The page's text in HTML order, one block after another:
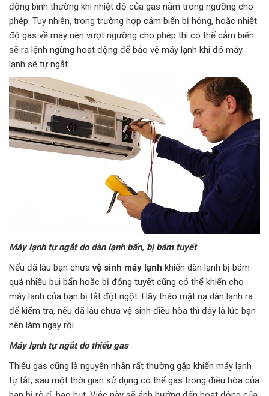
động bình thường khi nhiệt độ của gas nằm trong ngưỡng cho
phép. Tuy nhiên, trong trường hợp cảm biến bị hỏng, hoặc nhiệt
độ gas về máy nén vượt ngưỡng cho phép thì có thể cảm biến
sẽ ra lệnh ngừng hoạt động để bảo vệ máy lạnh khi đó máy
lạnh sẽ tự ngắt.
Máy lạnh tự ngắt do dàn lạnh bẩn, bị bám tuyết
Nếu đã lâu bạn chưavệ sinh máy lạnh khiến dàn lạnh bị bám
quá nhiều bụi bẩn hoặc bị đóng tuyết cũng có thể khiến cho
máy lạnh của bạn bị tắt đột ngột. Hãy tháo mặt nạ dàn lạnh ra
để kiểm tra, nếu đã lâu chưa vệ sinh điều hòa thì đây là lúc bạn
nên làm ngay rồi.
Máy lạnh tự ngắt do thiếu gas
Thiếu gas cũng là nguyên nhân rất thường gặp khiến máy lạnh
tự tắt, sau một thời gian sử dụng có thể gas trong điều hòa của